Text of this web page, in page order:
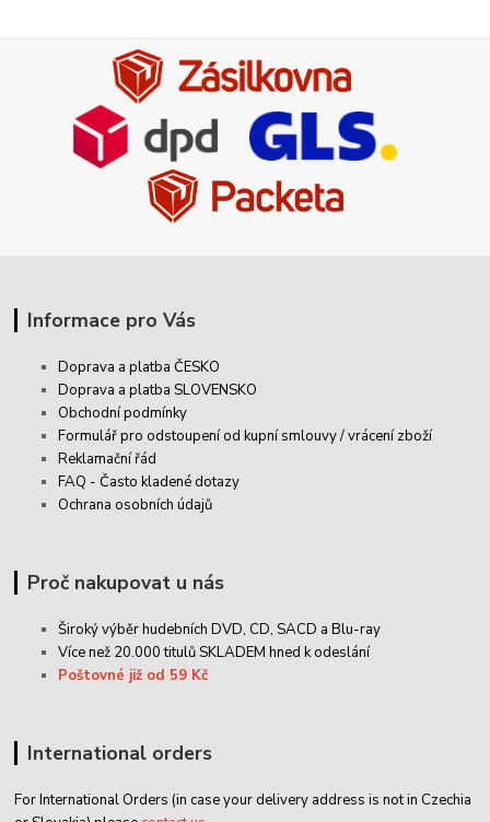
Informace pro Vás
Doprava a platba ČESKO
Doprava a platba SLOVENSKO
Obchodní podmínky
Formulář pro odstoupení od kupní smlouvy / vrácení zboží
Reklamační řád
FAQ - Často kladené dotazy
Ochrana osobních údajů
Proč nakupovat u nás
Široký výběr hudebních DVD, CD,SACD a Blu-ray
Více než 20.000 titulů SKLADEM hned k odeslání
Poštovné již od 59 Kč
International orders
For International Orders (in case your delivery address is not in Czechia